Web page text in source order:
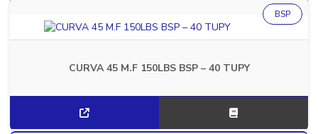
CURVA 45 M.F 150LBS BSP – 40 TUPY
BSP